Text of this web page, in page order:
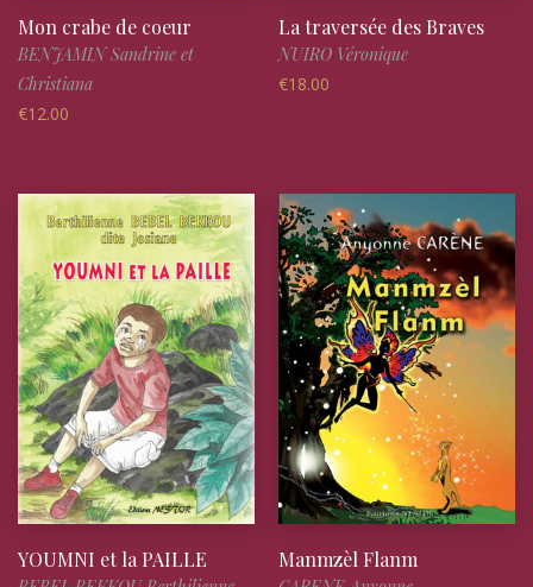
Mon crabe de coeur
BENJAMIN Sandrine et
Christiana
€12.00
La traversée des Braves
NUIRO Véronique
€18.00
YOUMNI et la PAILLE Manmzèl Flanm